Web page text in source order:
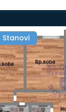
Stanovi